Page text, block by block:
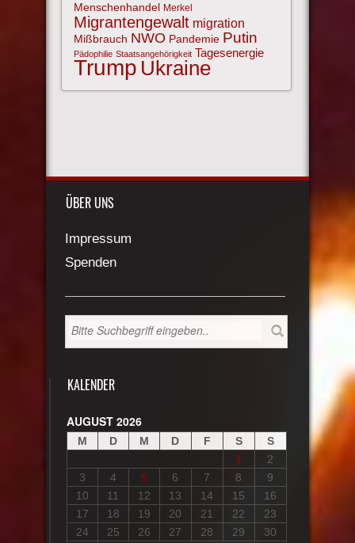
Menschenhandel Merkel
Migrantengewalt migration
Mißbrauch NWO Pandemie Putin
Pädophilie Staatsangehörigkeit Tagesenergie
Trump Ukraine
ÜBER UNS
Impressum
Spenden
KALENDER
AUGUST 2026
M D M D F S
S
1
2
3
4 5 6 7 8
9
10
11 12 13 14 15
16
17
18 19 20 21 22
23
24
25 26 27 28 29
30